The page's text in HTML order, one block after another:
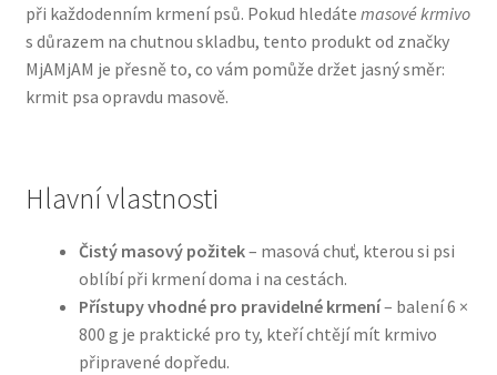
Bozita pro psy — Švédské krmivo s nordickou kvalitou
Brit pro psy
Natural Trainer pro psy — Italské krmivo s
Happy Dog — Německá kvalita a přirozené složení
Hill’s pro psy
při každodenním krmení psů. Pokud hledáte masové krmivo
s důrazem na chutnou skladbu, tento produkt od značky
MjAMjAM je přesně to, co vám pomůže držet jasný směr:
krmit psa opravdu masově.
Hlavní vlastnosti
Čistý masový požitek– masová chuť, kterou si psi
oblíbí při krmení doma i na cestách.
Přístupy vhodné pro pravidelné krmení– balení 6 ×
800 g je praktické pro ty, kteří chtějí mít krmivo
připravené dopředu.